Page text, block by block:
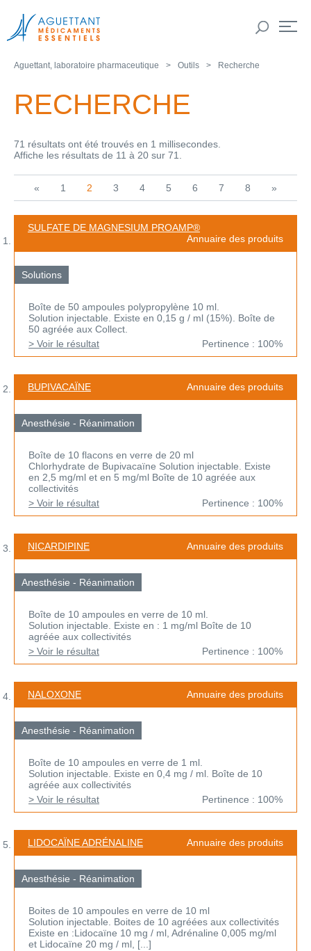
Aguettant, laboratoire pharmaceutique Outils Recherche
RECHERCHE
71 résultats ont été trouvés en 1 millisecondes.
Affiche les résultats de 11 à 20 sur 71.
« 1 2 3 4 5 6 7 8 »
SULFATE DE MAGNESIUM PROAMP®
Annuaire des produits
Solutions
Boîte de 50 ampoules polypropylène 10 ml.
Solution injectable. Existe en 0,15 g / ml (15%). Boîte de
50 agréée aux Collect.
> Voir le résultat
Pertinence : 100%
BUPIVACAÏNE Annuaire des produits
Anesthésie - Réanimation
Boîte de 10 flacons en verre de 20 ml
Chlorhydrate de Bupivacaïne Solution injectable. Existe
en 2,5 mg/ml et en 5 mg/ml Boîte de 10 agréée aux
collectivités
> Voir le résultat
Pertinence : 100%
NICARDIPINE Annuaire des produits
Anesthésie - Réanimation
Boîte de 10 ampoules en verre de 10 ml.
Solution injectable. Existe en : 1 mg/ml Boîte de 10
agréée aux collectivités
> Voir le résultat
Pertinence : 100%
NALOXONE Annuaire des produits
Anesthésie - Réanimation
Boîte de 10 ampoules en verre de 1 ml.
Solution injectable. Existe en 0,4 mg / ml. Boîte de 10
agréée aux collectivités
> Voir le résultat
Pertinence : 100%
LIDOCAÏNE ADRÉNALINE Annuaire des produits
Anesthésie - Réanimation
Boites de 10 ampoules en verre de 10 ml
Solution injectable. Boites de 10 agréées aux collectivités
Existe en :Lidocaïne 10 mg / ml, Adrénaline 0,005 mg/ml
et Lidocaïne 20 mg / ml, [...]